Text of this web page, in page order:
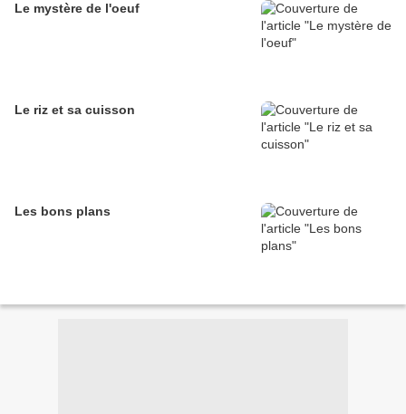
Le mystère de l'oeuf
Le riz et sa cuisson
Les bons plans